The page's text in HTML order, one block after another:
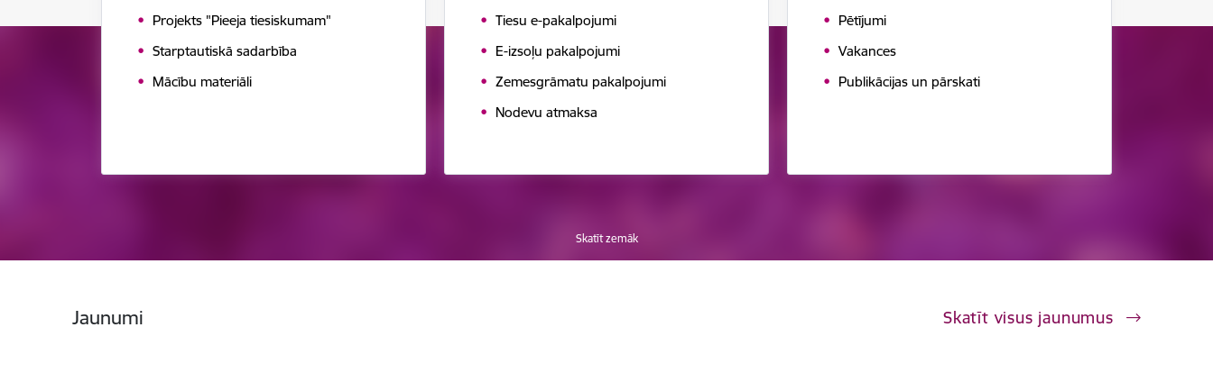
Projekts "Pieeja tiesiskumam"
Starptautiskā sadarbība
Mācību materiāli
Tiesu e-pakalpojumi
E-izsoļu pakalpojumi
Zemesgrāmatu pakalpojumi
Nodevu atmaksa
Pētījumi
Vakances
Publikācijas un pārskati
Skatīt zemāk
Jaunumi Skatīt visus jaunumus